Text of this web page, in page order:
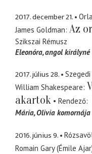
2017. december 21.
James Goldman Az
Szikszai Rémusz
Eleonóra angol királyné
2017. július 28.
William Shakespeare
akartok
Rendező
Mária Olivia komornája
2016. június 9.
Romain Gary (Émile